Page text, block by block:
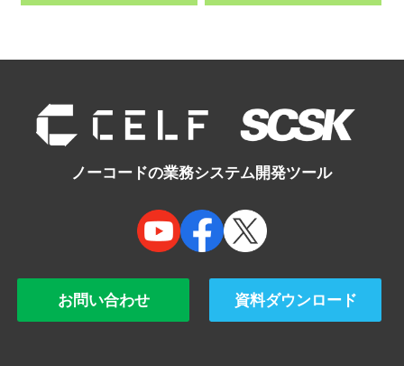
ノーコードの業務システム開発ツール
お問い合わせ 資料ダウンロード